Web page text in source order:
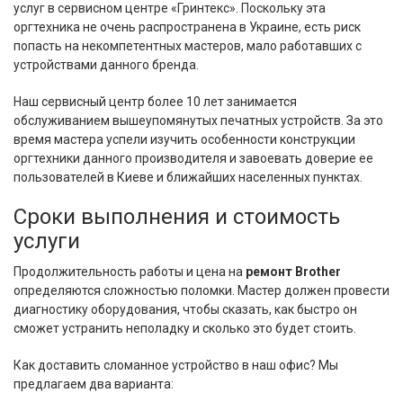
услуг в сервисном центре «Гринтекс». Поскольку эта
оргтехника не очень распространена в Украине, есть риск
попасть на некомпетентных мастеров, мало работавших с
устройствами данного бренда.
Наш сервисный центр более 10 лет занимается
обслуживанием вышеупомянутых печатных устройств. За это
время мастера успели изучить особенности конструкции
оргтехники данного производителя и завоевать доверие ее
пользователей в Киеве и ближайших населенных пунктах.
Сроки выполнения и стоимость
услуги
Продолжительность работы и цена на ремонт Brother
определяются сложностью поломки. Мастер должен провести
диагностику оборудования, чтобы сказать, как быстро он
сможет устранить неполадку и сколько это будет стоить.
Как доставить сломанное устройство в наш офис? Мы
предлагаем два варианта: